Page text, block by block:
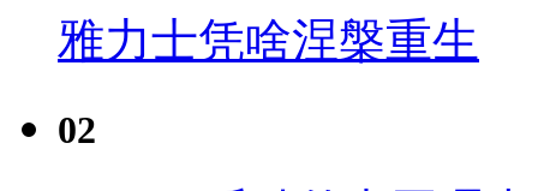
雅力士凭啥涅槃重生
02